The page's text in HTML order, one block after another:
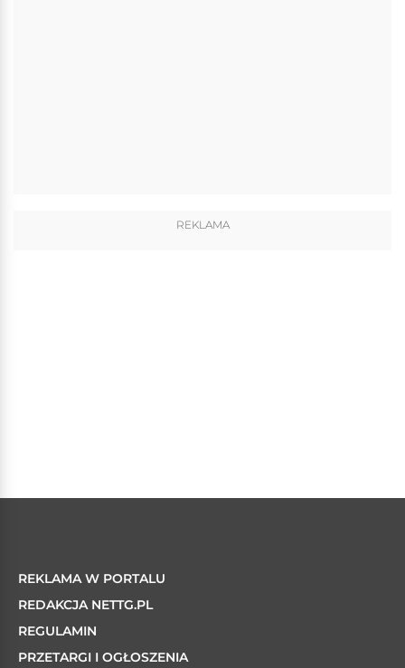
REKLAMA
REKLAMA W PORTALU
REDAKCJA NETTG.PL
REGULAMIN
PRZETARGI I OGŁOSZENIA